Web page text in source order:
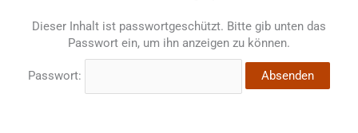
Dieser Inhalt ist passwortgeschützt. Bitte gib unten das
Passwort ein, um ihn anzeigen zu können.
Passwort: